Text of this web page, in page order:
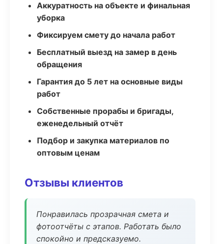
Аккуратность на объекте и финальная
уборка
Фиксируем смету до начала работ
Бесплатный выезд на замер в день
обращения
Гарантия до 5 лет на основные виды
работ
Собственные прорабы и бригады,
еженедельный отчёт
Подбор и закупка материалов по
оптовым ценам
Отзывы клиентов
Понравилась прозрачная смета и
фотоотчёты с этапов. Работать было
спокойно и предсказуемо.